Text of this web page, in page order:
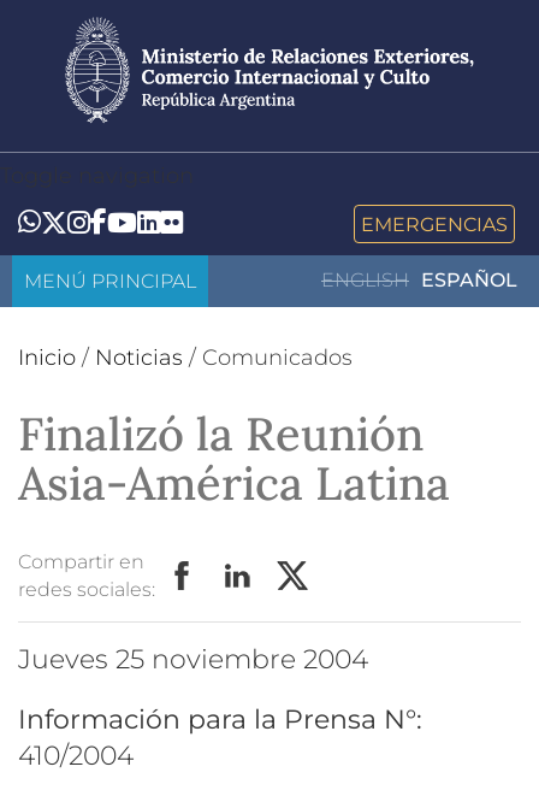
contenido
principal
Toggle navigation
Whatsapp
Twitter
Instagram
Facebook
YouTube
LinkedIn
Flickr EMERGENCIAS
ENGLISH ESPAÑOL
MENÚ PRINCIPAL
Inicio / Noticias / Comunicados
Finalizó la Reunión
Asia-América Latina
Compartir en
redes sociales:
jueves 25 noviembre 2004
Información para la Prensa N°:
410/2004